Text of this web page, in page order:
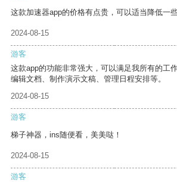
这款加速器app的价格有点贵，可以适当降低一
2024-08-15
游客
这款app的功能非常强大，可以满足我所有的工
编辑文档、制作演示文稿、管理日程安排等。
2024-08-15
游客
梯子神器，ins随便看，美美哒！
2024-08-15
游客